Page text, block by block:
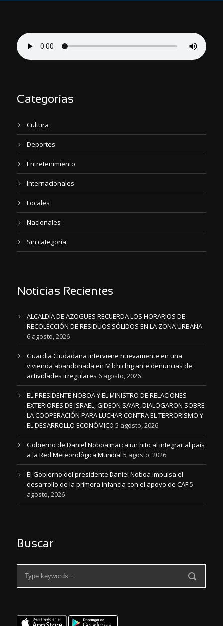
Categorías
Cultura
Deportes
Entretenimiento
Internacionales
Locales
Nacionales
Sin categoría
Noticias Recientes
ALCALDÍA DE AZOGUES RECUERDA LOS HORARIOS DE
RECOLECCIÓN DE RESIDUOS SÓLIDOS EN LA ZONA URBANA
6 agosto, 2026
Guardia Ciudadana interviene nuevamente en una
vivienda abandonada en Milchichig ante denuncias de
actividades irregulares 6 agosto, 2026
EL PRESIDENTE NOBOA Y EL MINISTRO DE RELACIONES
EXTERIORES DE ISRAEL, GIDEON SA’AR, DIALOGARON SOBRE
LA COOPERACIÓN PARA LUCHAR CONTRA EL TERRORISMO Y
EL DESARROLLO ECONÓMICO 5 agosto, 2026
Gobierno de Daniel Noboa marca un hito al integrar al país
a la Red Meteorológica Mundial 5 agosto, 2026
El Gobierno del presidente Daniel Noboa impulsa el
desarrollo de la primera infancia con el apoyo de CAF5
agosto, 2026
Buscar